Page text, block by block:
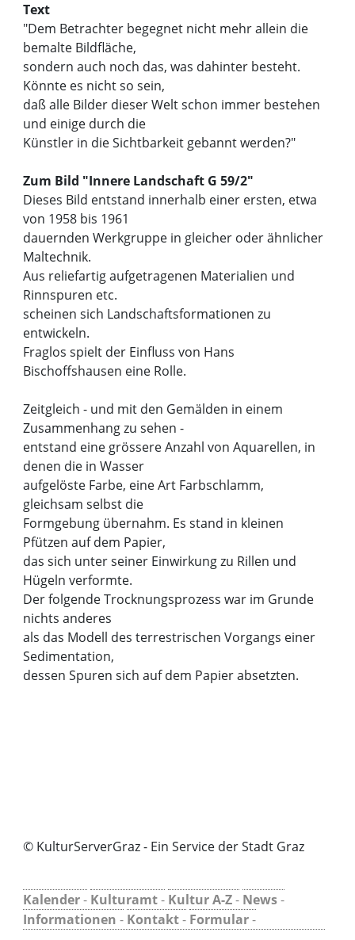
Text
"Dem Betrachter begegnet nicht mehr allein die
bemalte Bildfläche,
sondern auch noch das, was dahinter besteht.
Könnte es nicht so sein,
daß alle Bilder dieser Welt schon immer bestehen
und einige durch die
Künstler in die Sichtbarkeit gebannt werden?"
Zum Bild "Innere Landschaft G 59/2"
Dieses Bild entstand innerhalb einer ersten, etwa
von 1958 bis 1961
dauernden Werkgruppe in gleicher oder ähnlicher
Maltechnik.
Aus reliefartig aufgetragenen Materialien und
Rinnspuren etc.
scheinen sich Landschaftsformationen zu
entwickeln.
Fraglos spielt der Einfluss von Hans
Bischoffshausen eine Rolle.
Zeitgleich - und mit den Gemälden in einem
Zusammenhang zu sehen -
entstand eine grössere Anzahl von Aquarellen, in
denen die in Wasser
aufgelöste Farbe, eine Art Farbschlamm,
gleichsam selbst die
Formgebung übernahm. Es stand in kleinen
Pfützen auf dem Papier,
das sich unter seiner Einwirkung zu Rillen und
Hügeln verformte.
Der folgende Trocknungsprozess war im Grunde
nichts anderes
als das Modell des terrestrischen Vorgangs einer
Sedimentation,
dessen Spuren sich auf dem Papier absetzten.
© KulturServerGraz - Ein Service der Stadt Graz
Kalender- Kulturamt- Kultur A-Z- News-
Informationen - Kontakt- Formular-